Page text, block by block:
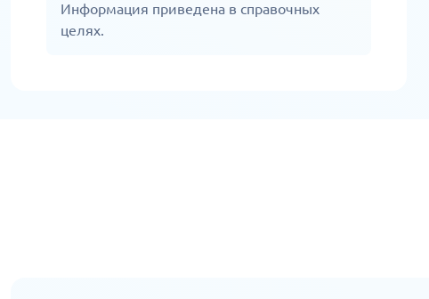
Информация приведена в справочных
целях.